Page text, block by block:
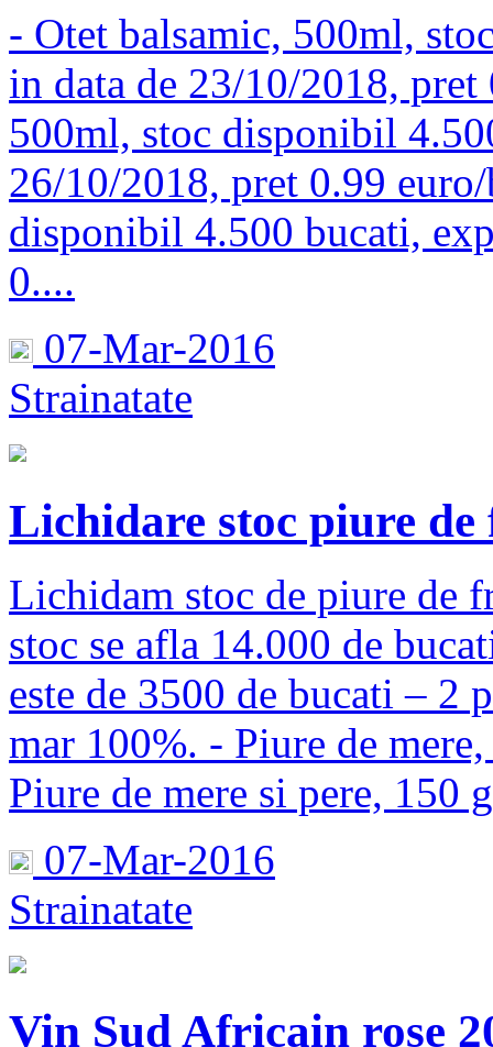
- Otet balsamic, 500ml,
in data de 23/10/2018,
500ml, stoc disponibil
26/10/2018, pret 0.99
disponibil 4.500 bucati,
0....
07-Mar-2016
Strainatate
Lichidare stoc piure de
Lichidam stoc de piure de
stoc se afla 14.000 de
este de 3500 de bucati – 2
mar 100%. - Piure de
Piure de mere si pere, 150
07-Mar-2016
Strainatate
Vin Sud Africain rose